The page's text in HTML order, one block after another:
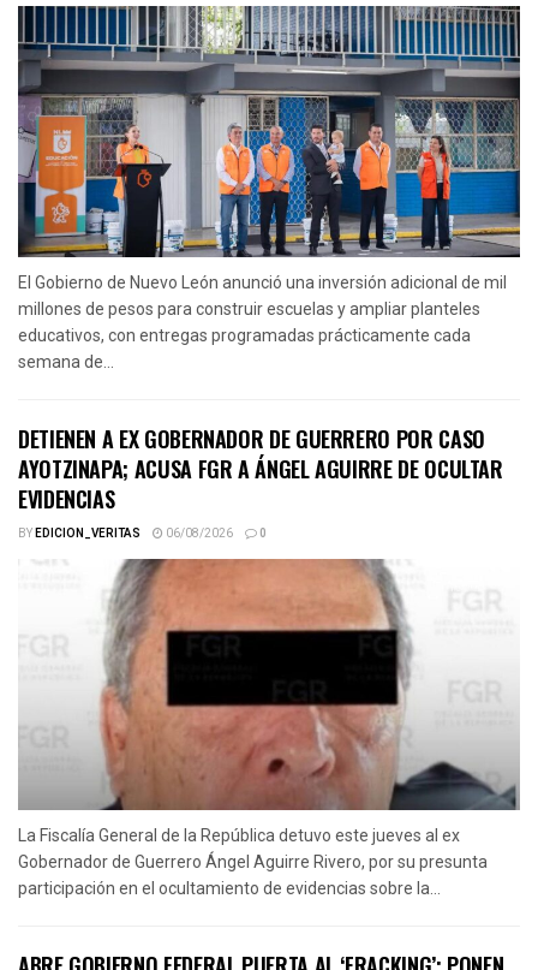
El Gobierno de Nuevo León anunció una inversión adicional de mil
millones de pesos para construir escuelas y ampliar planteles
educativos, con entregas programadas prácticamente cada
semana de...
DETIENEN A EX GOBERNADOR DE GUERRERO POR CASO
AYOTZINAPA; ACUSA FGR A ÁNGEL AGUIRRE DE OCULTAR
EVIDENCIAS
BYEDICION_VERITAS 06/08/2026 0
La Fiscalía General de la República detuvo este jueves al ex
Gobernador de Guerrero Ángel Aguirre Rivero, por su presunta
participación en el ocultamiento de evidencias sobre la...